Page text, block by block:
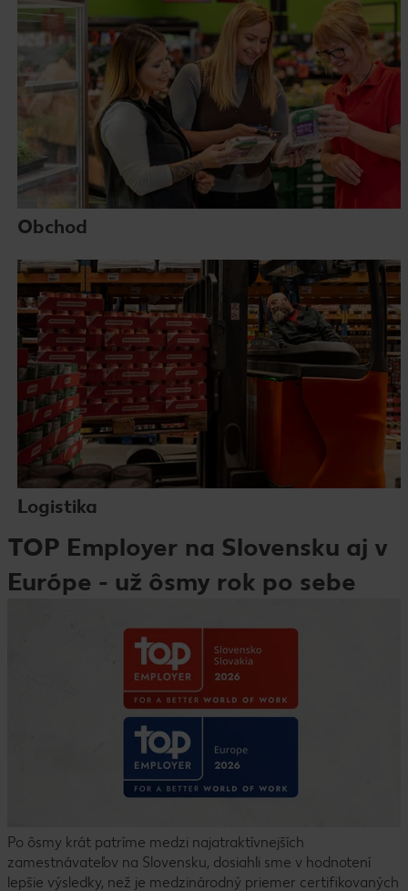
Obchod
Logistika
TOP Employer na Slovensku aj v
Európe - už ôsmy rok po sebe
Po ôsmy krát patríme medzi najatraktívnejších
zamestnávateľov na Slovensku, dosiahli sme v hodnotení
lepšie výsledky, než je medzinárodný priemer certifikovaných